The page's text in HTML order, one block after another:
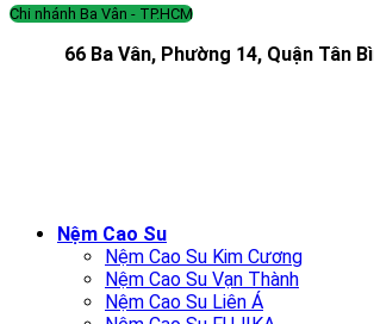
Chi nhánh Ba Vân - TP.HCM
66 Ba Vân, Phường 14, Quận Tân
Nệm Cao Su
Nệm Cao Su Kim Cương
Nệm Cao Su Vạn Thành
Nệm Cao Su Liên Á